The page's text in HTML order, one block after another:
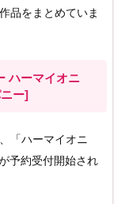
品をまとめていま
ハーマイオニ
ー]
「ハーマイオニ
予約受付開始され